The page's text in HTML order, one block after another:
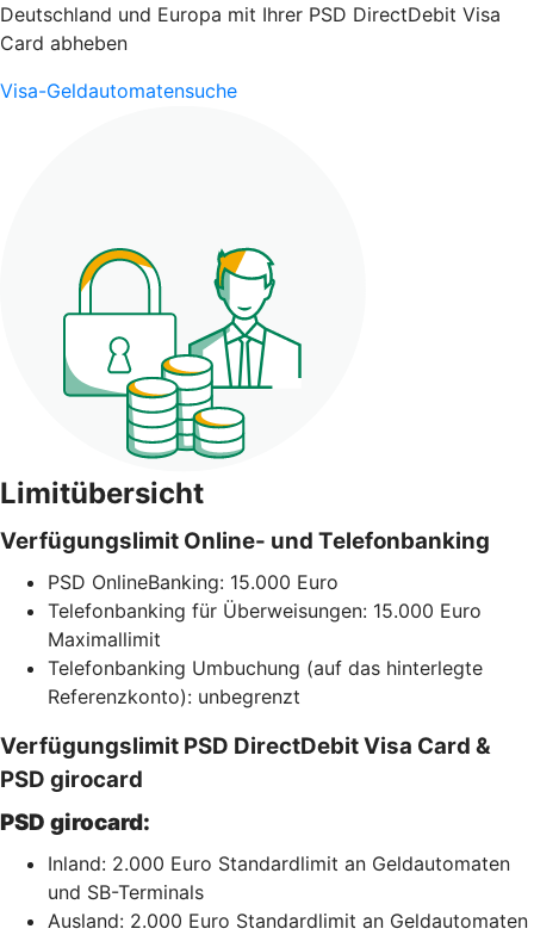
Deutschland und Europa mit Ihrer PSD DirectDebit Visa
Card abheben
Visa-Geldautomatensuche
Limitübersicht
Verfügungslimit Online- und Telefonbanking
PSD OnlineBanking: 15.000 Euro
Telefonbanking für Überweisungen: 15.000 Euro
Maximallimit
Telefonbanking Umbuchung (auf das hinterlegte
Referenzkonto): unbegrenzt
Verfügungslimit PSD DirectDebit Visa Card &
PSD girocard
PSD girocard:
Inland: 2.000 Euro Standardlimit an Geldautomaten
und SB-Terminals
Ausland: 2.000 Euro Standardlimit an Geldautomaten